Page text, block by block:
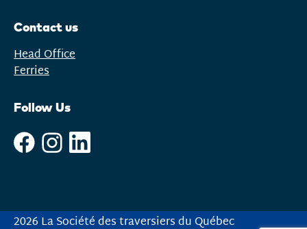
Contact us
Head Office
Ferries
Follow Us
2026 La Société des traversiers du Québec